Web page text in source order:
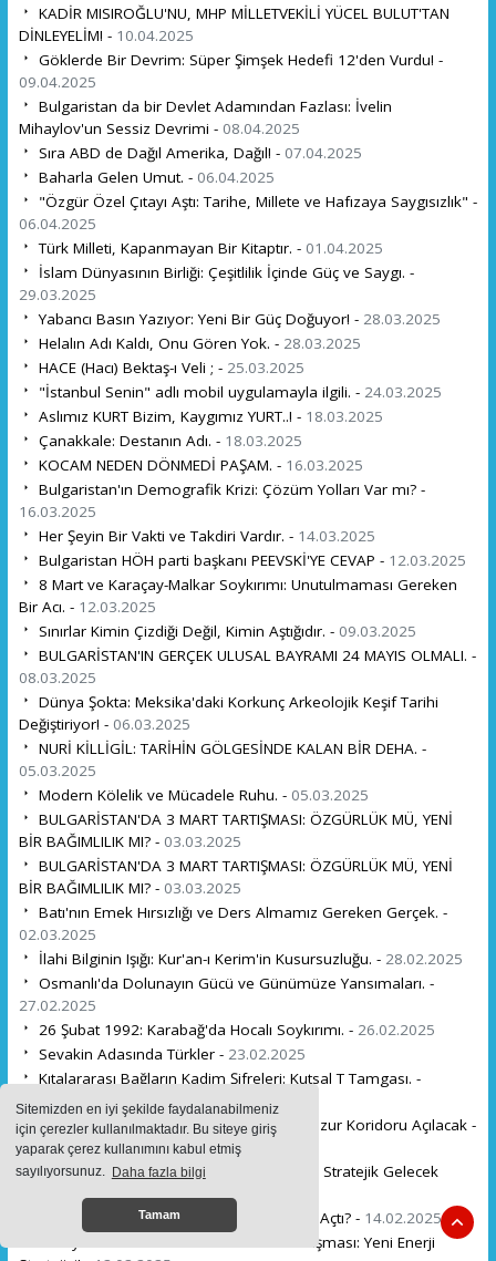
Sitemizden en iyi şekilde faydalanabilmeniz
için çerezler kullanılmaktadır. Bu siteye giriş
yaparak çerez kullanımını kabul etmiş
sayılıyorsunuz. Daha fazla bilgi
Tamam
KADİR MISIROĞLU'NU, MHP MİLLETVEKİLİ YÜCEL BULUT'TAN
DİNLEYELİM! - 10.04.2025
Göklerde Bir Devrim: Süper Şimşek Hedefi 12'den Vurdu! -
09.04.2025
Bulgaristan da bir Devlet Adamından Fazlası: İvelin
Mihaylov'un Sessiz Devrimi - 08.04.2025
Sıra ABD de Dağıl Amerika, Dağıl! - 07.04.2025
Baharla Gelen Umut. - 06.04.2025
"Özgür Özel Çıtayı Aştı: Tarihe, Millete ve Hafızaya Saygısızlık" -
06.04.2025
Türk Milleti, Kapanmayan Bir Kitaptır. - 01.04.2025
İslam Dünyasının Birliği: Çeşitlilik İçinde Güç ve Saygı. -
29.03.2025
Yabancı Basın Yazıyor: Yeni Bir Güç Doğuyor! - 28.03.2025
Helalın Adı Kaldı, Onu Gören Yok. - 28.03.2025
HACE (Hacı) Bektaş-ı Veli ; - 25.03.2025
"İstanbul Senin" adlı mobil uygulamayla ilgili. - 24.03.2025
Aslımız KURT Bizim, Kaygımız YURT..! - 18.03.2025
Çanakkale: Destanın Adı. - 18.03.2025
KOCAM NEDEN DÖNMEDİ PAŞAM. - 16.03.2025
Bulgaristan'ın Demografik Krizi: Çözüm Yolları Var mı? -
16.03.2025
Her Şeyin Bir Vakti ve Takdiri Vardır. - 14.03.2025
Bulgaristan HÖH parti başkanı PEEVSKİ'YE CEVAP - 12.03.2025
8 Mart ve Karaçay-Malkar Soykırımı: Unutulmaması Gereken
Bir Acı. - 12.03.2025
Sınırlar Kimin Çizdiği Değil, Kimin Aştığıdır. - 09.03.2025
BULGARİSTAN'IN GERÇEK ULUSAL BAYRAMI 24 MAYIS OLMALI. -
08.03.2025
Dünya Şokta: Meksika'daki Korkunç Arkeolojik Keşif Tarihi
Değiştiriyor! - 06.03.2025
NURİ KİLLİGİL: TARİHİN GÖLGESİNDE KALAN BİR DEHA. -
05.03.2025
Modern Kölelik ve Mücadele Ruhu. - 05.03.2025
BULGARİSTAN'DA 3 MART TARTIŞMASI: ÖZGÜRLÜK MÜ, YENİ
BİR BAĞIMLILIK MI? - 03.03.2025
BULGARİSTAN'DA 3 MART TARTIŞMASI: ÖZGÜRLÜK MÜ, YENİ
BİR BAĞIMLILIK MI? - 03.03.2025
Batı'nın Emek Hırsızlığı ve Ders Almamız Gereken Gerçek. -
02.03.2025
İlahi Bilginin Işığı: Kur'an-ı Kerim'in Kusursuzluğu. - 28.02.2025
Osmanlı'da Dolunayın Gücü ve Günümüze Yansımaları. -
27.02.2025
26 Şubat 1992: Karabağ'da Hocalı Soykırımı. - 26.02.2025
Sevakin Adasında Türkler - 23.02.2025
Kıtalararası Bağların Kadim Şifreleri: Kutsal T Tamgası. -
20.02.2025
İran'ın Absürt İddialarına Rağmen Zengezur Koridoru Açılacak -
17.02.2025
Avrupa'nın Türkiye'ye Olan Bağımlılığı ve Stratejik Gelecek
Rafet ULUTÜRK . -16.02.2025
Pislikten Medeniyete: Avrupa Nasıl Arayı Açtı? - 14.02.2025
Türkiye ve Pakistan'dan Dev Petrol Anlaşması: Yeni Enerji